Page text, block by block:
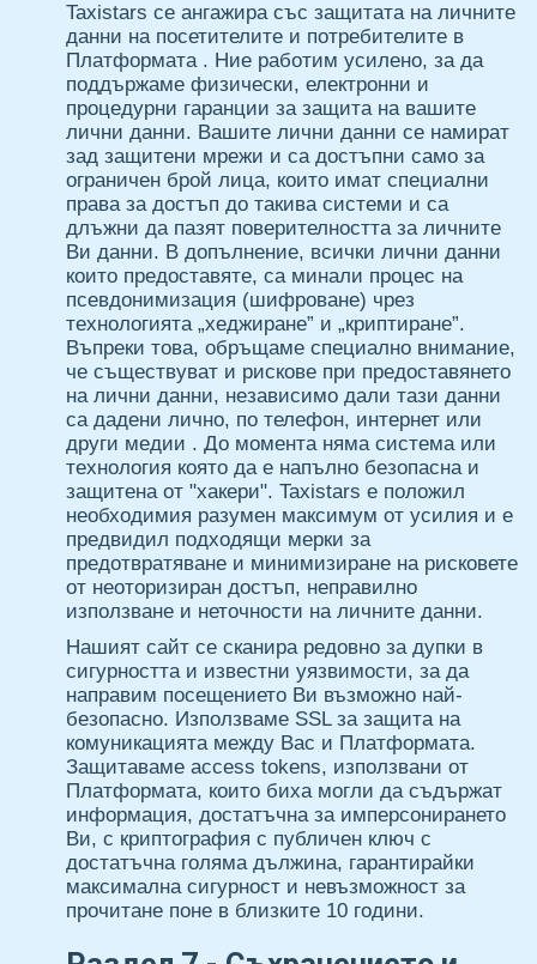
Taxistars се ангажира със защитата на личните
данни на посетителите и потребителите в
Платформата . Ние работим усилено, за да
поддържаме физически, електронни и
процедурни гаранции за защита на вашите
лични данни. Вашите лични данни се намират
зад защитени мрежи и са достъпни само за
ограничен брой лица, които имат специални
права за достъп до такива системи и са
длъжни да пазят поверителността за личните
Ви данни. В допълнение, всички лични данни
които предоставяте, са минали процес на
псевдонимизация (шифроване) чрез
технологията „хеджиране” и „криптиране”.
Въпреки това, обръщаме специално внимание,
че съществуват и рискове при предоставянето
на лични данни, независимо дали тази данни
са дадени лично, по телефон, интернет или
други медии . До момента няма система или
технология която да е напълно безопасна и
защитена от "хакери". Taxistars е положил
необходимия разумен максимум от усилия и е
предвидил подходящи мерки за
предотвратяване и минимизиране на рисковете
от неоторизиран достъп, неправилно
използване и неточности на личните данни.
Нашият сайт се сканира редовно за дупки в
сигурността и известни уязвимости, за да
направим посещението Ви възможно най-
безопасно. Използваме SSL за защита на
комуникацията между Вас и Платформата.
Защитаваме access tokens, използвани от
Платформата, които биха могли да съдържат
информация, достатъчна за имперсонирането
Ви, с криптография с публичен ключ с
достатъчна голяма дължина, гарантирайки
максимална сигурност и невъзможност за
прочитане поне в близките 10 години.